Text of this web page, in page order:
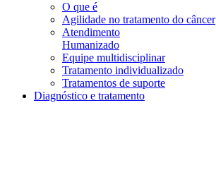
O que é
Agilidade no tratamento do câncer
Atendimento
Humanizado
Equipe multidisciplinar
Tratamento individualizado
Tratamentos de suporte
Diagnóstico e tratamento